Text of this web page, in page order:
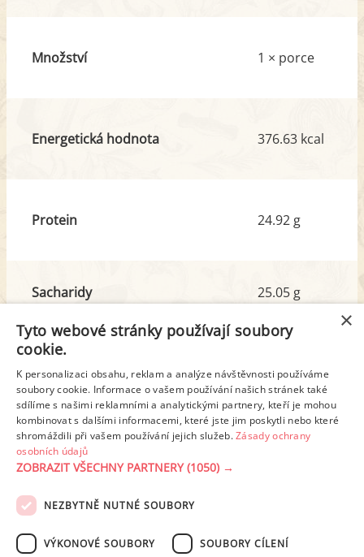
Množství 1 × porce
Energetická hodnota 376.63 kcal
Protein 24.92 g
Sacharidy
25.05 g
Tuk
z toho nas. mastné kyseliny
19.52 g
6.43 g
Detailní rozpis
PODMÍNKY UŽITÍ ZÁSADY OCHRANY OSOBNÍCH ÚDAJŮ
×
Tyto webové stránky používají soubory
cookie.
K personalizaci obsahu, reklam a analýze návštěvnosti používáme
soubory cookie. Informace o vašem používání našich stránek také
sdílíme s našimi reklamními a analytickými partnery, kteří je mohou
kombinovat s dalšími informacemi, které jste jim poskytli nebo které
shromáždili při vašem používání jejich služeb.Zásady ochrany
osobních údajů
ZOBRAZIT VŠECHNY PARTNERY(1050) →
NEZBYTNĚ NUTNÉ SOUBORY
VÝKONOVÉ SOUBORY SOUBORY CÍLENÍ